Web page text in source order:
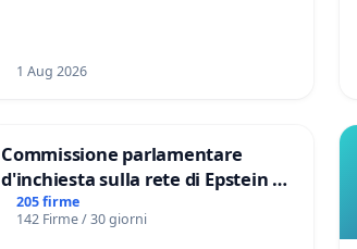
1 Aug 2026
Commissione parlamentare
d'inchiesta sulla rete di Epstein e
del Mossad: verità sugli Epstein
Files
205 firme
142 Firme / 30 giorni